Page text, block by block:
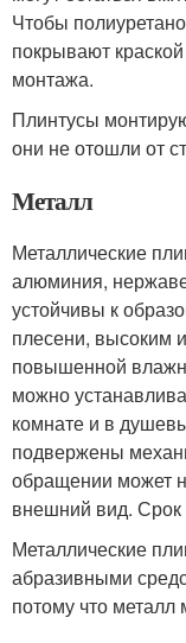
Чтобы
покрывают
монтажа.
Плинтусы
они не отошли от
Металл
Металлические
алюминия,
устойчивы к
плесени, высоким
повышенной
можно
комнате и в
подвержены
обращении может
внешний вид.
Металлические
абразивными
потому что металл